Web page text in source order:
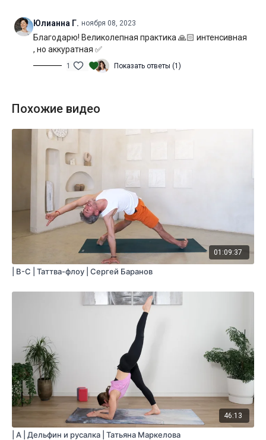
мяч, носок или что-то ещё для скольжения по полу
(например, тряпка из микрофибры).
Продолжительность:66 мин. (включая шавасану)
Юлианна Г. ноября 08, 2023
Благодарю! Великолепная практика 🙏🏻 интенсивная
, но аккуратная ✅
1 Показать ответы (1)
Похожие видео
01:09:37
| B-C | Таттва-флоу | Сергей Баранов
46:13
| A | Дельфин и русалка | Татьяна Маркелова